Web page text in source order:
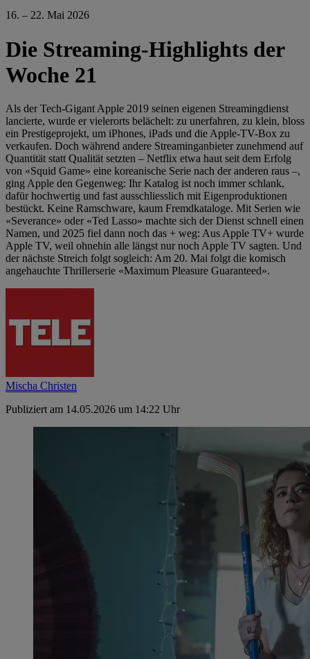
16. – 22. Mai 2026
Die Streaming-Highlights der
Woche 21
Als der Tech-Gigant Apple 2019 seinen eigenen Streamingdienst
lancierte, wurde er vielerorts belächelt: zu unerfahren, zu klein, bloss
ein Prestigeprojekt, um iPhones, iPads und die Apple-TV-Box zu
verkaufen. Doch während andere Streaminganbieter zunehmend auf
Quantität statt Qualität setzten – Netflix etwa haut seit dem Erfolg
von «Squid Game» eine koreanische Serie nach der anderen raus –,
ging Apple den Gegenweg: Ihr Katalog ist noch immer schlank,
dafür hochwertig und fast ausschliesslich mit Eigenproduktionen
bestückt. Keine Ramschware, kaum Fremdkataloge. Mit Serien wie
«Severance» oder «Ted Lasso» machte sich der Dienst schnell einen
Namen, und 2025 fiel dann noch das + weg: Aus Apple TV+ wurde
Apple TV, weil ohnehin alle längst nur noch Apple TV sagten. Und
der nächste Streich folgt sogleich: Am 20. Mai folgt die komisch
angehauchte Thrillerserie «Maximum Pleasure Guaranteed».
Mischa Christen
Publiziert am 14.05.2026 um 14:22 Uhr